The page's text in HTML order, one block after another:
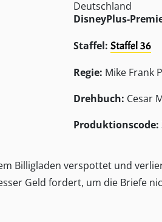
DisneyPlus-
Staffel: Staffel 36
Regie: Mike Frank
Drehbuch: Cesar
Produktionscode:
Billigladen verspottet und
Geld fordert, um die Briefe